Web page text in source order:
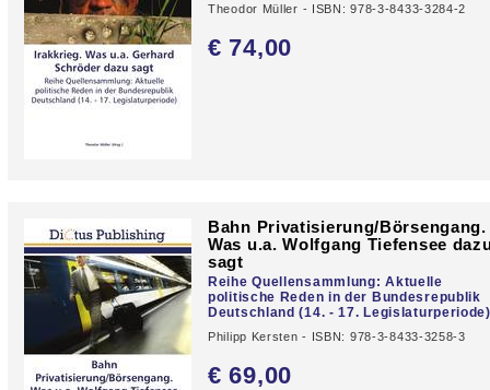
Theodor Müller - ISBN: 978-3-8433-3284-2
€ 74,00
Bahn Privatisierung/Börsengang.
Was u.a. Wolfgang Tiefensee
sagt
Reihe Quellensammlung: Aktuelle
politische Reden in der Bundesrepublik
Deutschland (14. - 17. Legislaturperiode)
Philipp Kersten - ISBN: 978-3-8433-3258-3
€ 69,00